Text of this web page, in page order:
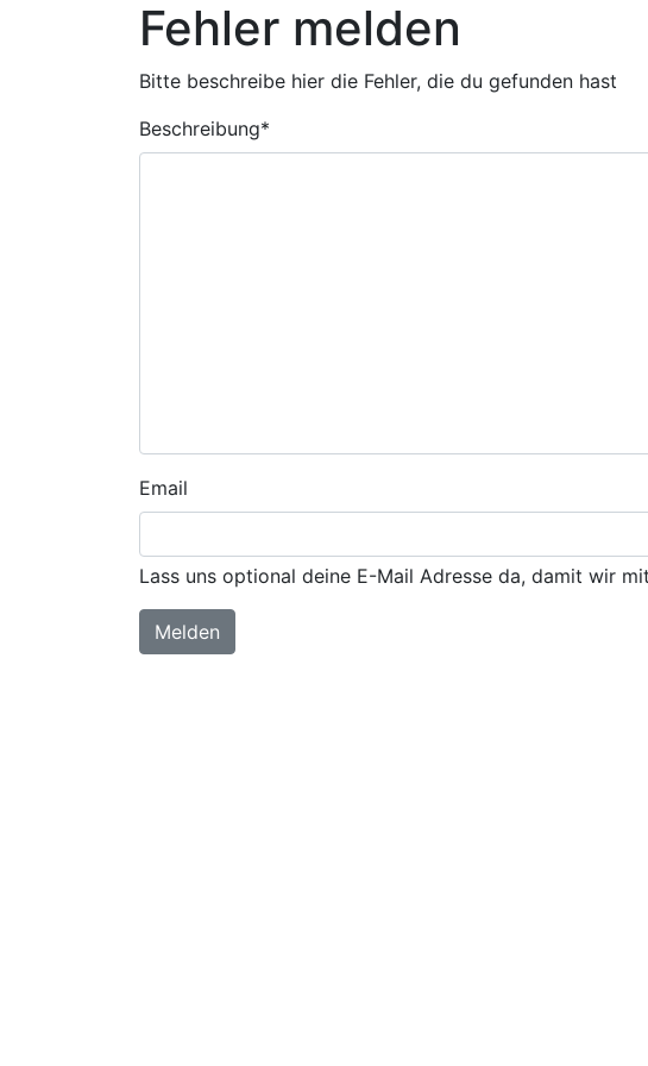
Fehler melden
Bitte beschreibe hier die Fehler, die du gefunden hast
Beschreibung*
Email
Lass uns optional deine E-Mail Adresse da, damit wir
Melden